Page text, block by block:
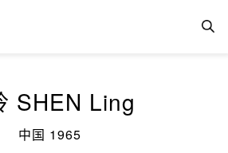
SHEN Ling
中国 1965